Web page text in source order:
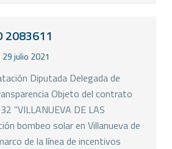
2083611
29 julio 2021
Diputada Delegada de
Objeto del contrato
“VILLANUEVA DE LAS
bombeo solar en Villanueva de
de la línea de incentivos